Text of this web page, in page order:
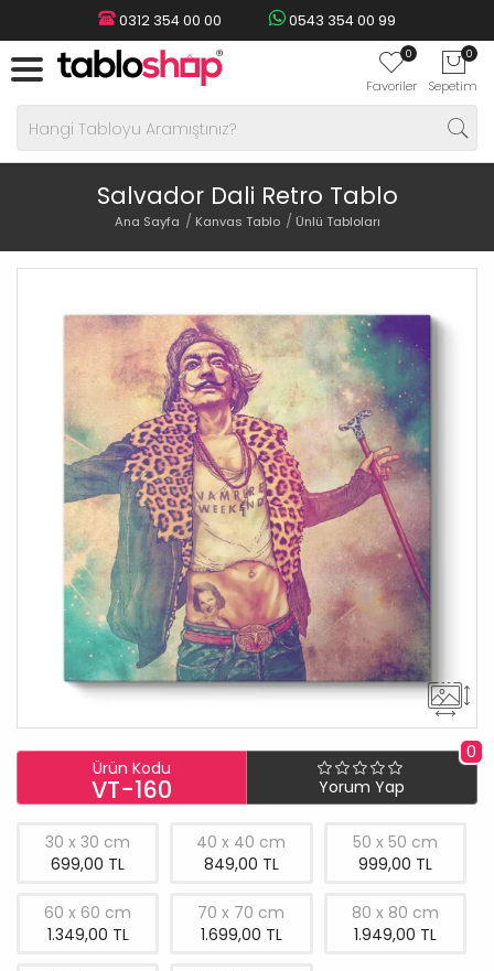
0312 354 00 00 0543 354 00 99
0
Favoriler
0
Sepetim
Salvador Dali Retro Tablo
Ana Sayfa Kanvas Tablo Ünlü Tabloları
Ürün Kodu
VT-160
0
Yorum Yap
30 x 30 cm
699,00 TL
40 x 40 cm
849,00 TL
50 x 50 cm
999,00 TL
60 x 60 cm
1.349,00 TL
70 x 70 cm
1.699,00 TL
80 x 80 cm
1.949,00 TL